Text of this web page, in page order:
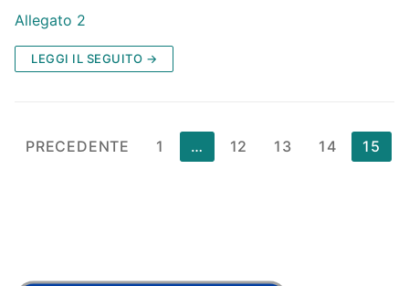
Allegato 2
LEGGI IL SEGUITO →
Paginazione
PRECEDENTE 1 … 12 13 14 15